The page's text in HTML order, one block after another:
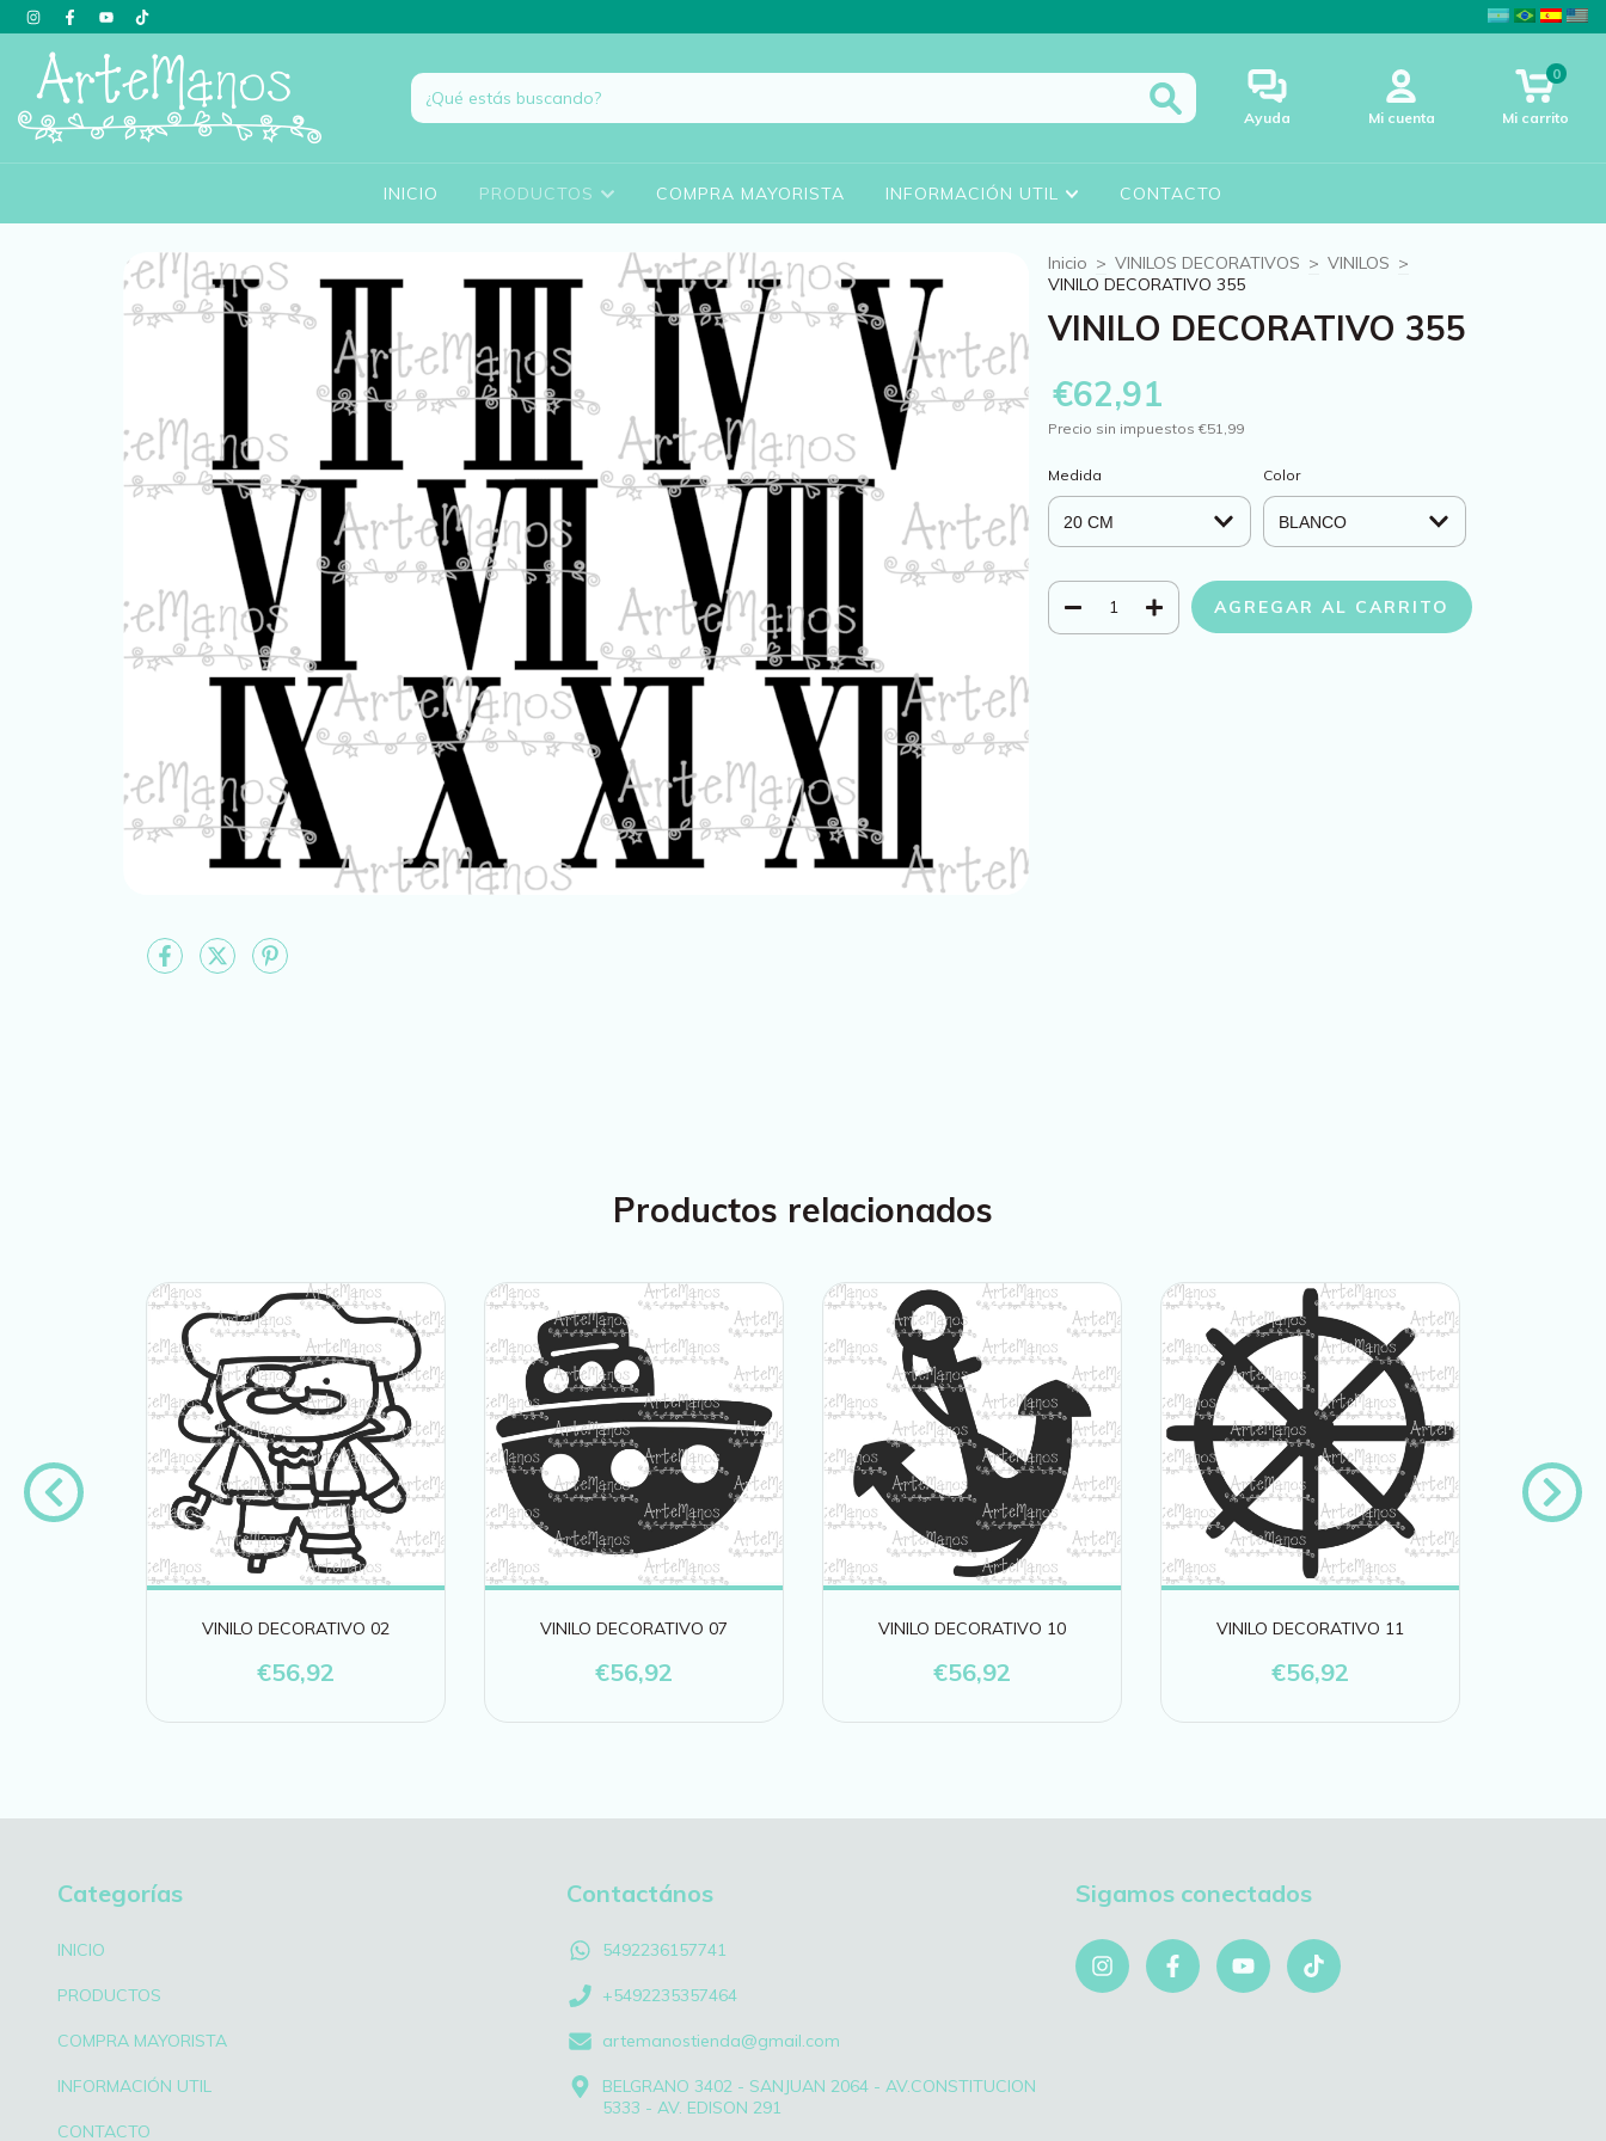
Ayuda Mi cuenta Mi carrito
0
INICIO PRODUCTOS COMPRA MAYORISTA INFORMACIÓN UTIL CONTACTO
Inicio > VINILOS DECORATIVOS > VINILOS >
VINILO DECORATIVO 355
VINILO DECORATIVO 355
€62,91
Precio sin impuestos €51,99
Medida Color
Productos relacionados
VINILO DECORATIVO 02
€56,92
VINILO DECORATIVO 07
€56,92
VINILO DECORATIVO 10
€56,92
VINILO DECORATIVO 11
€56,92
Categorías
INICIO
PRODUCTOS
COMPRA MAYORISTA
INFORMACIÓN UTIL
CONTACTO
Contactános
5492236157741
+5492235357464
artemanostienda@gmail.com
BELGRANO 3402 - SANJUAN 2064 - AV.CONSTITUCION
5333 - AV. EDISON 291
Sigamos conectados